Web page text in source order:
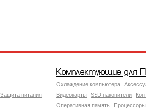
Защита питания
Комплектующие для
Охлаждение компьютера
Видеокарты
SSD накопители
Оперативная память
Процессоры